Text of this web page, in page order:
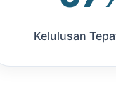
Kelulusan